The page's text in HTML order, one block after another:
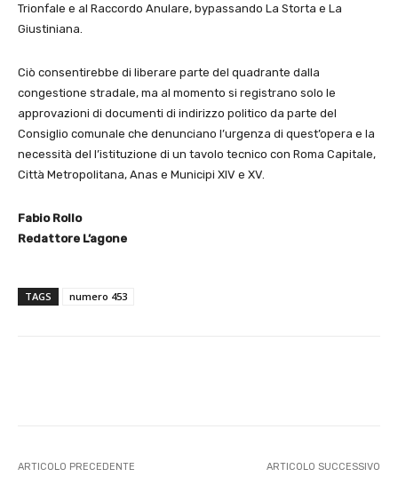
Trionfale e al Raccordo Anulare, bypassando La Storta e La
Giustiniana.
Ciò consentirebbe di liberare parte del quadrante dalla
congestione stradale, ma al momento si registrano solo le
approvazioni di documenti di indirizzo politico da parte del
Consiglio comunale che denunciano l’urgenza di quest’opera e la
necessità del l’istituzione di un tavolo tecnico con Roma Capitale,
Città Metropolitana, Anas e Municipi XIV e XV.
Fabio Rollo
Redattore L’agone
TAGS numero 453
ARTICOLO PRECEDENTE ARTICOLO SUCCESSIVO